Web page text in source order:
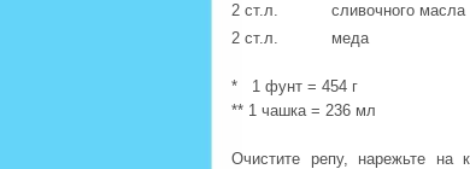
2 ст.л.
сливочного масла
2 ст.л.
меда
* 1 фунт = 454 г
** 1 чашка = 236 мл
Очистите репу, нарежьте